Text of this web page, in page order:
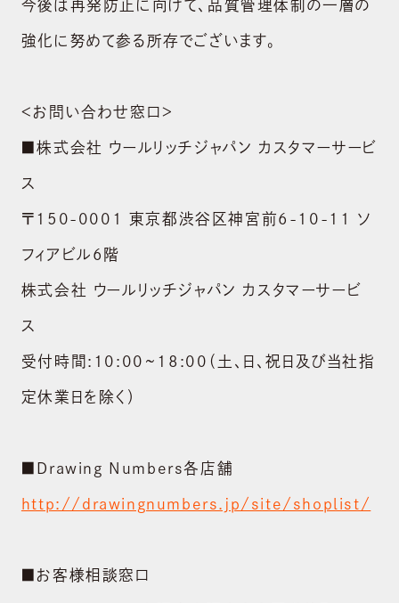
ABOUT US
CONTACT
お問い合わせ
今後は再発防止に向けて、品質管理体制の一層の
強化に努めて参る所存でございます。
＜お問い合わせ窓口＞
■株式会社 ウールリッチジャパン カスタマーサービ
ス
〒150-0001 東京都渋谷区神宮前6-10-11 ソ
フィアビル6階
株式会社 ウールリッチジャパン カスタマーサービ
ス
受付時間:10:00~18:00（土、日、祝日及び当社指
定休業日を除く）
■Drawing Numbers各店舗
http://drawingnumbers.jp/site/shoplist/
■お客様相談窓口